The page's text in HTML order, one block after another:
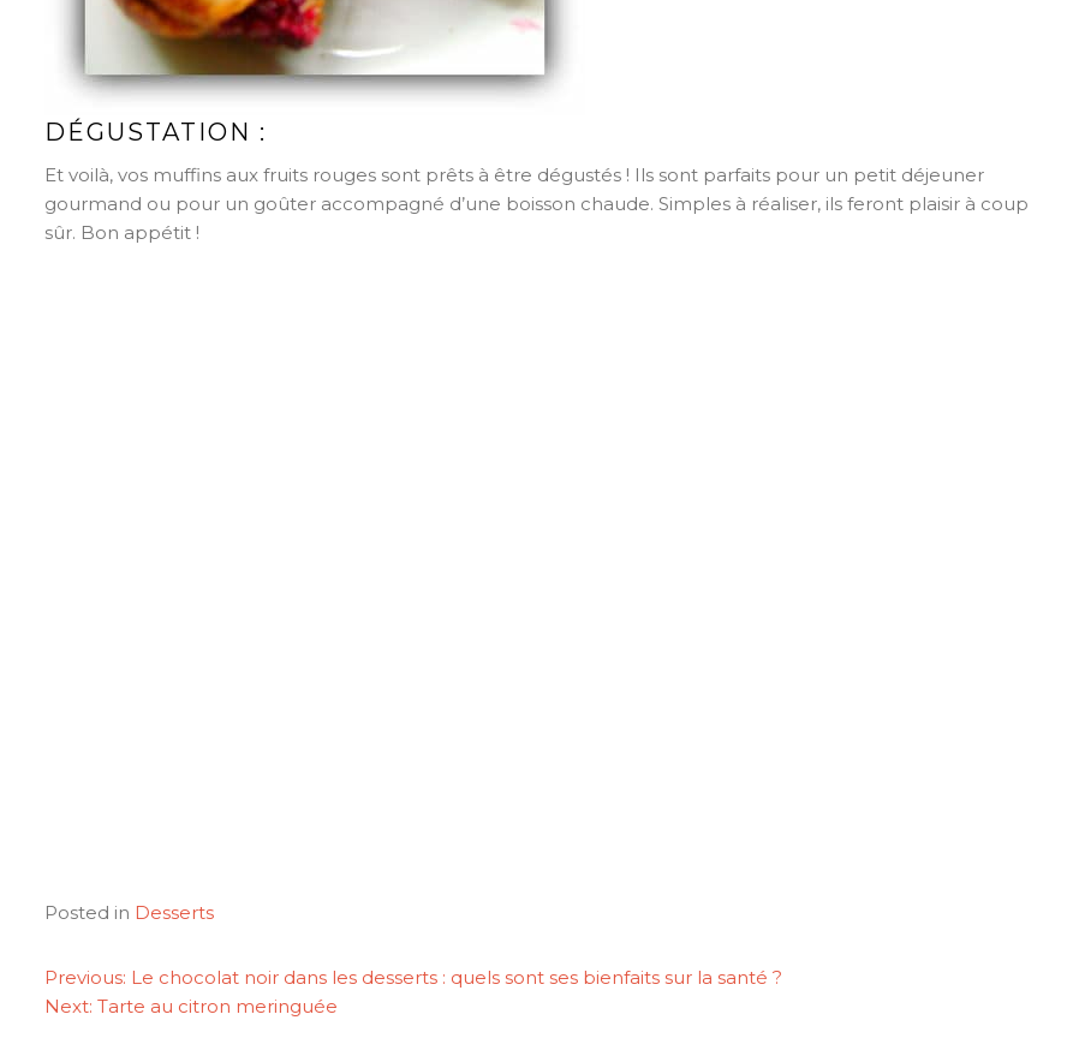
DÉGUSTATION :
Et voilà, vos muffins aux fruits rouges sont prêts à être dégustés ! Ils sont parfaits pour un petit déjeuner
gourmand ou pour un goûter accompagné d’une boisson chaude. Simples à réaliser, ils feront plaisir à coup
sûr. Bon appétit !
Posted in Desserts
NAVIGATION
DE
Previous: Le chocolat noir dans les desserts : quels sont ses bienfaits sur la santé ?
Next: Tarte au citron meringuée